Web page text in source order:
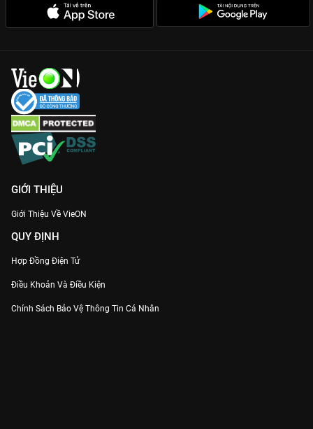
GIỚI THIỆU
Giới Thiệu Về VieON
QUY ĐỊNH
Hợp Đồng Điện Tử
Điều Khoản Và Điều Kiện
Chính Sách Bảo Vệ Thông Tin Cá Nhân